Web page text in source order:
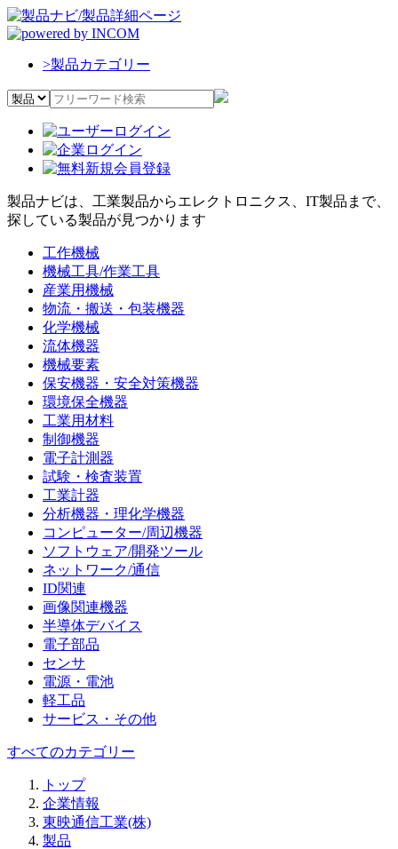
>製品カテゴリー
製品ナビは、工業製品からエレクトロニクス、IT製品まで、
探している製品が見つかります
工作機械
機械工具/作業工具
産業用機械
物流・搬送・包装機器
化学機械
流体機器
機械要素
保安機器・安全対策機器
環境保全機器
工業用材料
制御機器
電子計測器
試験・検査装置
工業計器
分析機器・理化学機器
コンピューター/周辺機器
ソフトウェア/開発ツール
ネットワーク/通信
ID関連
画像関連機器
半導体デバイス
電子部品
センサ
電源・電池
軽工品
サービス・その他
すべてのカテゴリー
トップ
企業情報
東映通信工業(株)
製品